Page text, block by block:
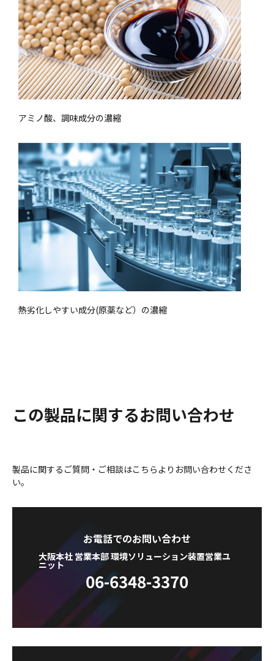
アミノ酸、調味成分の濃縮
熱劣化しやすい成分(原薬など）の濃縮
この製品に関するお問い合わせ
製品に関するご質問・ご相談はこちらよりお問い合わせくださ
い。
お電話でのお問い合わせ
大阪本社 営業本部 環境ソリューション装置営業ユ
ニット
06-6348-3370